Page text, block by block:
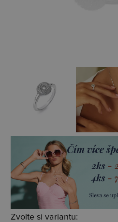
Zvolte si variantu: